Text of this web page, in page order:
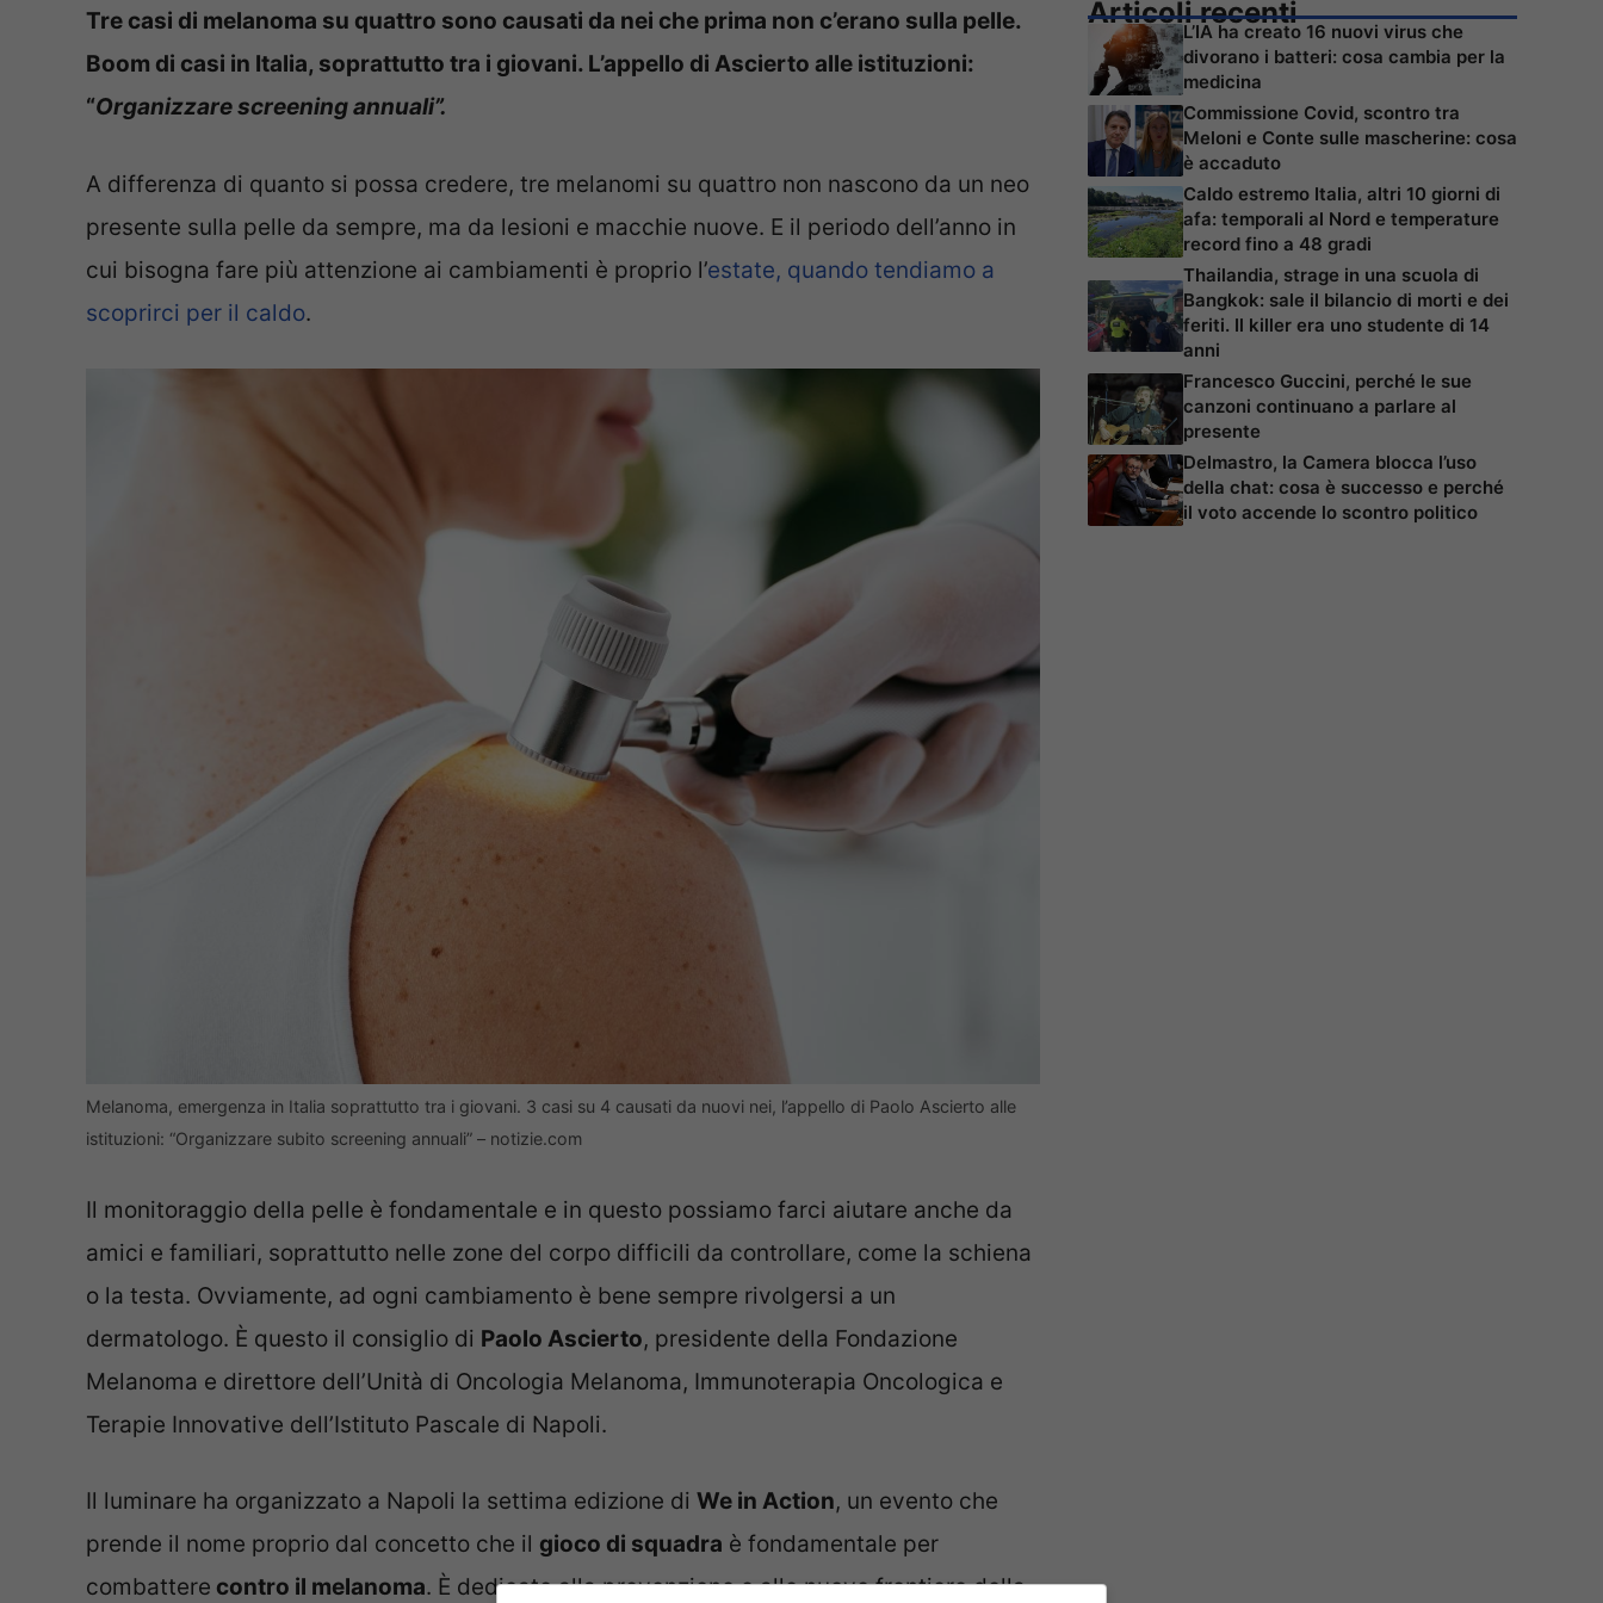
Tre casi di melanoma su quattro sono causati da nei che prima non c’erano sulla pelle.
Boom di casi in Italia, soprattutto tra i giovani. L’appello di Ascierto alle istituzioni:
“Organizzare screening annuali”.
A differenza di quanto si possa credere, tre melanomi su quattro non nascono da un neo
presente sulla pelle da sempre, ma da lesioni e macchie nuove. E il periodo dell’anno in
cui bisogna fare più attenzione ai cambiamenti è proprio l’estate, quando tendiamo a
scoprirci per il caldo.
Melanoma, emergenza in Italia soprattutto tra i giovani. 3 casi su 4 causati da nuovi nei, l’appello di Paolo Ascierto alle
istituzioni: “Organizzare subito screening annuali” – notizie.com
Il monitoraggio della pelle è fondamentale e in questo possiamo farci aiutare anche da
amici e familiari, soprattutto nelle zone del corpo difficili da controllare, come la schiena
o la testa. Ovviamente, ad ogni cambiamento è bene sempre rivolgersi a un
dermatologo. È questo il consiglio di Paolo Ascierto, presidente della Fondazione
Melanoma e direttore dell’Unità di Oncologia Melanoma, Immunoterapia Oncologica e
Terapie Innovative dell’Istituto Pascale di Napoli.
Il luminare ha organizzato a Napoli la settima edizione di We in Action, un evento che
prende il nome proprio dal concetto che il gioco di squadra è fondamentale per
combattere contro il melanoma. È dedicato alla prevenzione e alle nuove frontiere della
Articoli recenti
L’IA ha creato 16 nuovi virus che
divorano i batteri: cosa cambia per la
medicina
Commissione Covid, scontro tra
Meloni e Conte sulle mascherine: cosa
è accaduto
Caldo estremo Italia, altri 10 giorni di
afa: temporali al Nord e temperature
record fino a 48 gradi
Thailandia, strage in una scuola di
Bangkok: sale il bilancio di morti e dei
feriti. Il killer era uno studente di 14
anni
Francesco Guccini, perché le sue
canzoni continuano a parlare al
presente
Delmastro, la Camera blocca l’uso
della chat: cosa è successo e perché
il voto accende lo scontro politico